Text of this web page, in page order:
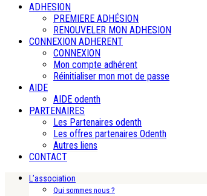
ADHESION
PREMIERE ADHÉSION
RENOUVELER MON ADHESION
CONNEXION ADHERENT
CONNEXION
Mon compte adhérent
Réinitialiser mon mot de passe
AIDE
AIDE odenth
PARTENAIRES
Les Partenaires odenth
Les offres partenaires Odenth
Autres liens
CONTACT
L’association
Qui sommes nous ?